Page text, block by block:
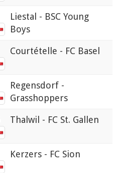
Liestal - BSC Young
Boys
Courtételle - FC Basel
Regensdorf -
Grasshoppers
Thalwil - FC St. Gallen
Kerzers - FC Sion